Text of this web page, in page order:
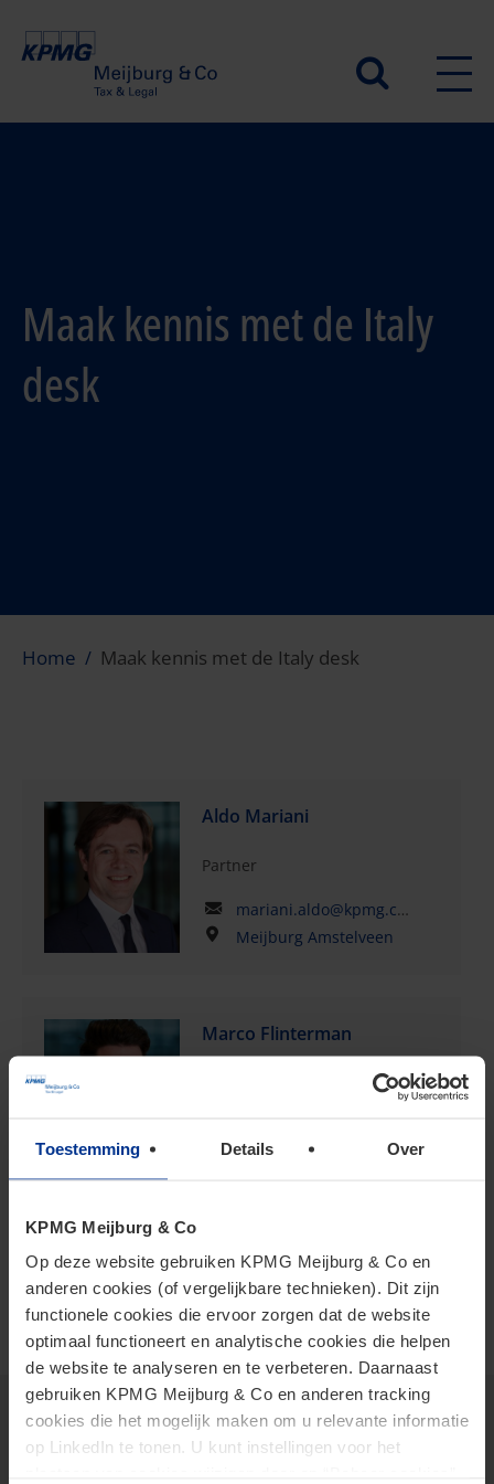
Toestemming Details Over
KPMG Meijburg & Co
Op deze website gebruiken KPMG Meijburg & Co en
anderen cookies (of vergelijkbare technieken). Dit zijn
functionele cookies die ervoor zorgen dat de website
optimaal functioneert en analytische cookies die helpen
de website te analyseren en te verbeteren. Daarnaast
gebruiken KPMG Meijburg & Co en anderen tracking
cookies die het mogelijk maken om u relevante informatie
op LinkedIn te tonen. U kunt instellingen voor het
Secundair
menu
Maak kennis met de Italy
desk
Home Maak kennis met de Italy desk
Aldo Mariani
Partner
mariani.aldo@kpmg.com
Meijburg Amstelveen
Marco Flinterman
Meijburg Rotterdam
Thema's